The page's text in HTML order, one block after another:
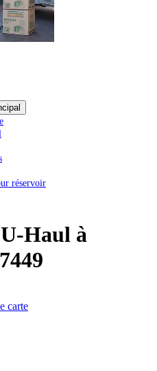
réservoir
Haul à
carte